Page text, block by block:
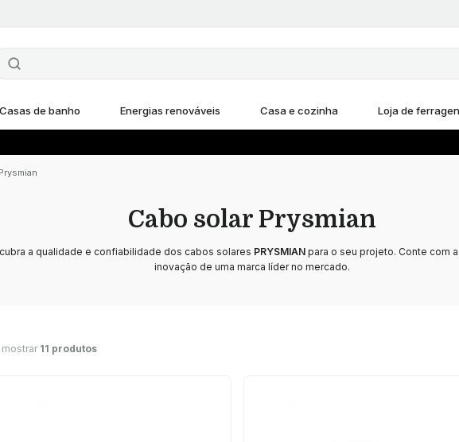
Casas de banho Energias renováveis Casa e cozinha Loja de
Cabo solar Prysmian
a qualidade e confiabilidade dos cabos solares PRYSMIANpara o seu projeto. Conte com
inovação de uma marca líder no mercado.
mostrar 11 produtos